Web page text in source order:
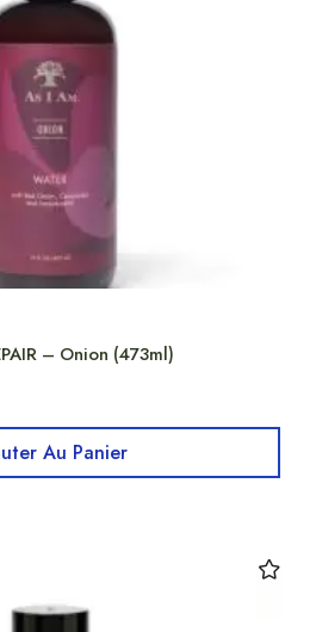
– Onion (473ml)
Au Panier